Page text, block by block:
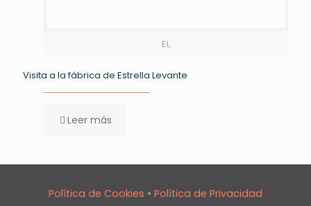
EL
Visita a la fábrica de Estrella Levante
Leer más
Política de Cookies • Política de Privacidad